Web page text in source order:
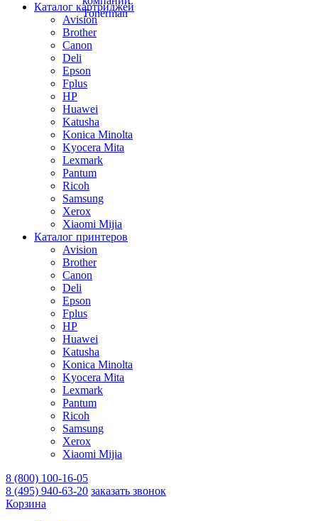
Каталог картриджей
Avision
Brother
Canon
Deli
Epson
Fplus
HP
Huawei
Katusha
Konica Minolta
Kyocera Mita
Lexmark
Pantum
Ricoh
Samsung
Xerox
Xiaomi Mijia
Каталог принтеров
Avision
Brother
Canon
Deli
Epson
Fplus
HP
Huawei
Katusha
Konica Minolta
Kyocera Mita
Lexmark
Pantum
Ricoh
Samsung
Xerox
Xiaomi Mijia
8 (800) 100-16-05
8 (495) 940-63-20 заказать звонок
Корзина